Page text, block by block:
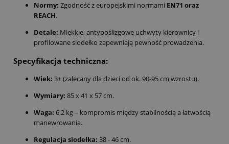
Normy: Zgodność z europejskimi normami EN71 oraz
REACH.
Detale: Miękkie, antypoślizgowe uchwyty kierownicy i
profilowane siodełko zapewniają pewność prowadzenia.
Specyfikacja techniczna:
Wiek: 3+ (zalecany dla dzieci od ok. 90-95 cm wzrostu).
Wymiary: 85 x 41 x 57 cm.
Waga: 6,2 kg – kompromis między stabilnością a łatwością
manewrowania.
Regulacja siodełka: 38 - 46 cm.